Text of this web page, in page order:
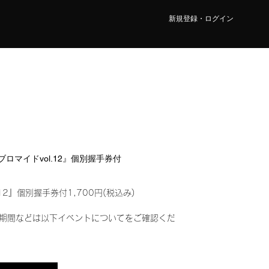
新規登録・ログイン
ロマイドvol.12』個別握手券付
』個別握手券付1,700円(税込み)
間などは以下イベントについてをご確認くだ